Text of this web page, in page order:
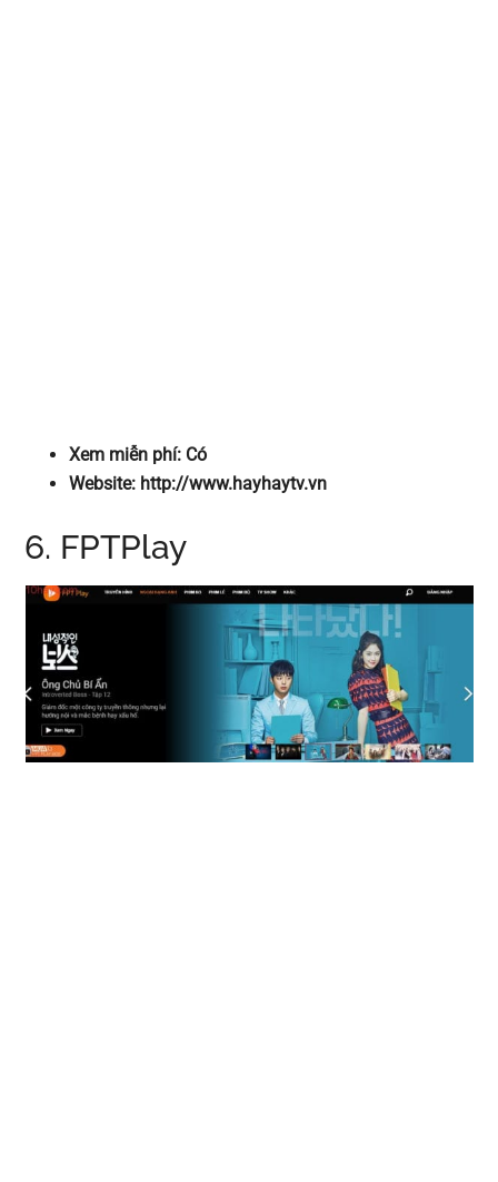
Xem miễn phí: Có
Website: http://www.hayhaytv.vn
6. FPTPlay